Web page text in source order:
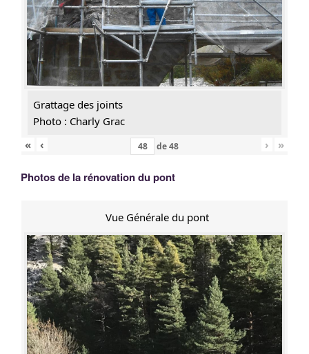
Grattage des joints
Photo : Charly Grac
«
‹ de48 › »
Photos de la rénovation du pont
Vue Générale du pont